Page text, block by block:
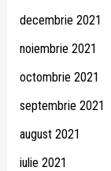
decembrie 2021
noiembrie 2021
octombrie 2021
septembrie 2021
august 2021
iulie 2021